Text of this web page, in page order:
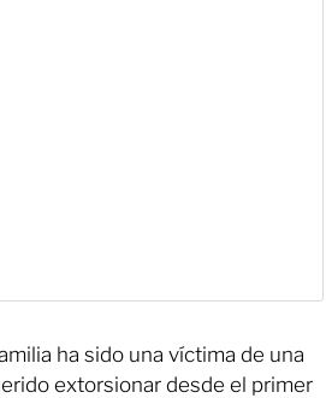
ha sido una víctima de una
extorsionar desde el primer